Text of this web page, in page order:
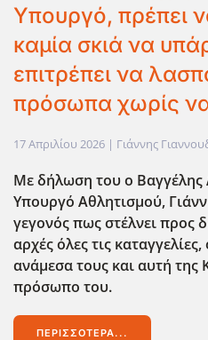
Υπουργό, πρέπει
καμία σκιά να
επιτρέπει να
πρόσωπα χωρίς
17 Απριλίου 2026 | Γιάννης
Με δήλωση του ο Βαγγέλης
Υπουργό Αθλητισμού,
γεγονός πως στέλνειπρος
αρχές όλες τις
ανάμεσα τους και αυτή
πρόσωπο του.
ΠΕΡΙΣΣΌΤΕΡΑ...